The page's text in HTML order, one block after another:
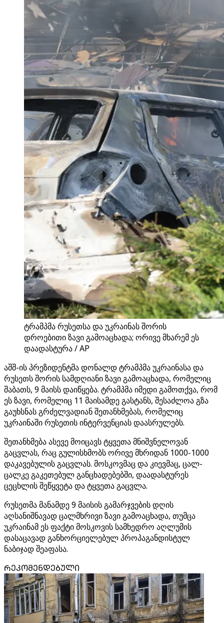
ტრამპმა რუსეთსა და უკრაინას შორის
დროებითი ზავი გამოაცხადა; ორივე მხარემ ეს
დაადასტურა / AP
აშშ-ის პრეზიდენტმა დონალდ ტრამპმა უკრაინასა და
რუსეთს შორის სამდღიანი ზავი გამოაცხადა, რომელიც
შაბათს, 9 მაისს დაიწყება. ტრამპმა იმედი გამოთქვა, რომ
ეს ზავი, რომელიც 11 მაისამდე გასტანს, შესაძლოა გზა
გაუხსნას გრძელვადიან შეთანხმებას, რომელიც
უკრაინაში რუსეთის ინტერვენციას დაასრულებს.
შეთანხმება ასევე მოიცავს ტყვეთა მნიშვნელოვან
გაცვლას, რაც გულისხმობს ორივე მხრიდან 1000-1000
დაკავებულის გაცვლას. მოსკოვმაც და კიევმაც, ცალ-
ცალკე გაკეთებულ განცხადებებში, დაადასტურეს
ცეცხლის შეწყვეტა და ტყვეთა გაცვლა.
რუსეთმა მანამდე 9 მაისის გამარჯვების დღის
აღსანიშნავად ცალმხრივი ზავი გამოაცხადა, თუმცა
უკრაინამ ეს ფაქტი მოსკოვის სამხედრო აღლუმის
დასაცავად განხორციელებულ პროპაგანდისტულ
ნაბიჯად შეაფასა.
ᲠᲔᲙᲝᲛᲔᲜᲓᲔᲑᲣᲚᲘ